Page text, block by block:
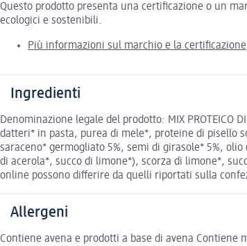
Questo prodotto presenta una certificazione o un
ecologici e sostenibili.
Più informazioni sul marchio e la certificazione
Ingredienti
Denominazione legale del prodotto: MIX PROTEICO
datteri* in pasta, purea di mele*, proteine di pisello
saraceno* germogliato 5%, semi di girasole* 5%,
di acerola*, succo di limone*), scorza di limone*,
online possono differire da quelli riportati sulla
Allergeni
Contiene avena e prodotti a base di avena